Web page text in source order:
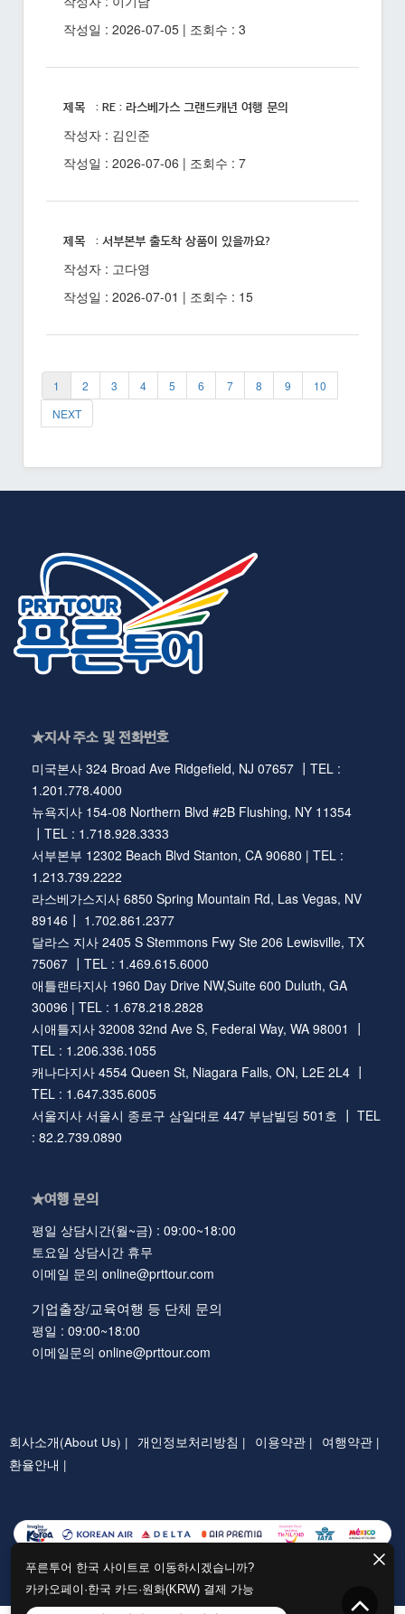
작성일 : 2026-07-05 | 조회수 : 3
제목 : RE : 라스베가스 그랜드캐년 여행 문의
작성자 : 김인준
작성일 : 2026-07-06 | 조회수 : 7
제목 : 서부본부 출도착 상품이 있을까요?
작성자 : 고다영
작성일 : 2026-07-01 | 조회수 : 15
1 2 3 4 5 6 7 8 9
10
NEXT
푸른투어 한국 사이트로 이동하시겠습니까?
카카오페이·한국 카드·원화(KRW) 결제 가능
★지사 주소 및 전화번호
미국본사 324 Broad Ave Ridgefield, NJ 07657 ┃TEL :
1.201.778.4000
뉴욕지사 154-08 Northern Blvd #2B Flushing, NY 11354
┃TEL : 1.718.928.3333
서부본부 12302 Beach Blvd Stanton, CA 90680 | TEL :
1.213.739.2222
라스베가스지사 6850 Spring Mountain Rd, Las Vegas, NV
89146┃ 1.702.861.2377
달라스 지사 2405 S Stemmons Fwy Ste 206 Lewisville, TX
75067 ┃TEL : 1.469.615.6000
애틀랜타지사 1960 Day Drive NW,Suite 600 Duluth, GA
30096 | TEL : 1.678.218.2828
시애틀지사 32008 32nd Ave S, Federal Way, WA 98001 ┃
TEL : 1.206.336.1055
캐나다지사 4554 Queen St, Niagara Falls, ON, L2E 2L4 ┃
TEL : 1.647.335.6005
서울지사 서울시 종로구 삼일대로 447 부남빌딩 501호 ┃ TEL
: 82.2.739.0890
★여행 문의
평일 상담시간(월~금) : 09:00~18:00
토요일 상담시간 휴무
이메일 문의 online@prttour.com
기업출장/교육여행 등 단체 문의
평일 : 09:00~18:00
이메일문의 online@prttour.com
회사소개(About Us) | 개인정보처리방침 | 이용약관 |
여행약관 |
환율안내 |